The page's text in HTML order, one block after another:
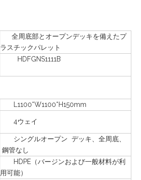
全周底部とオープンデッキを備えたプ
ラスチックパレット
HDFGNS1111B
L1100*W1100*H150mm
4ウェイ
シングルオープン デッキ、全周底、
鋼管なし
HDPE（バージンおよび一般材料が利
用可能）